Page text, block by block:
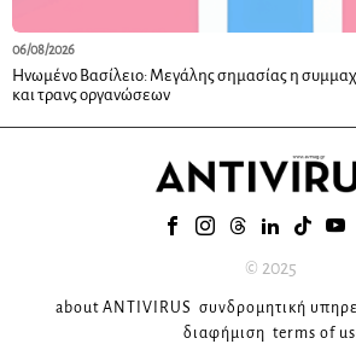
06/08/2026
Ηνωμένο Βασίλειο: Μεγάλης σημασίας η
και τρανς οργανώσεων
© 2025
about ANTIVIRUS συνδρομητική
διαφήμιση terms of